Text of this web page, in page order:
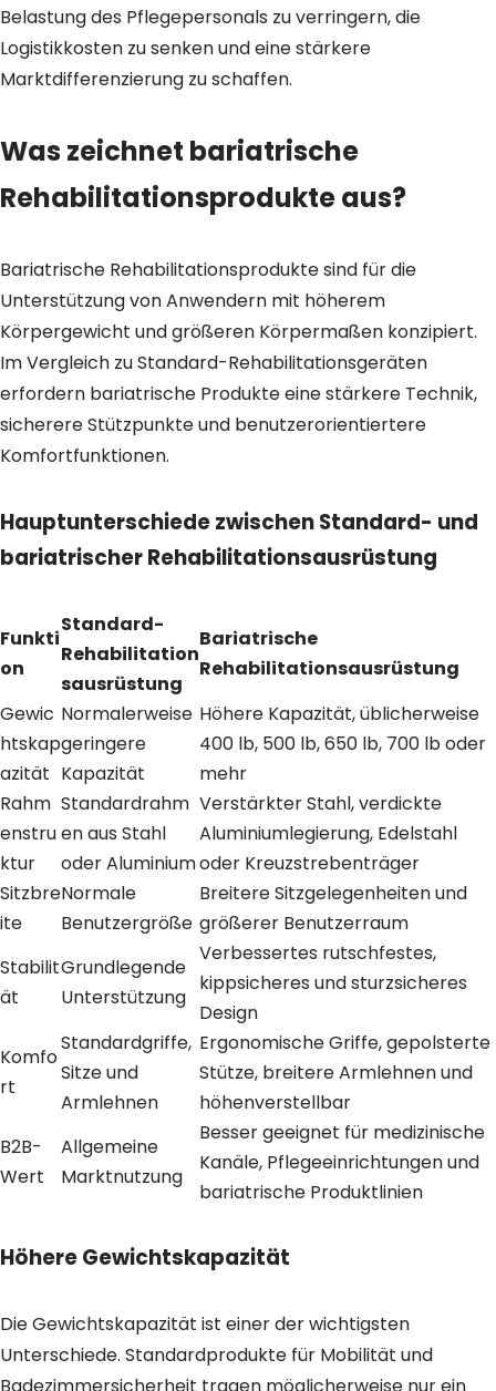
Belastung des Pflegepersonals zu verringern, die
Logistikkosten zu senken und eine stärkere
Marktdifferenzierung zu schaffen.
Was zeichnet bariatrische
Rehabilitationsprodukte aus?
Bariatrische Rehabilitationsprodukte sind für die
Unterstützung von Anwendern mit höherem
Körpergewicht und größeren Körpermaßen konzipiert.
Im Vergleich zu Standard-Rehabilitationsgeräten
erfordern bariatrische Produkte eine stärkere Technik,
sicherere Stützpunkte und benutzerorientiertere
Komfortfunktionen.
Hauptunterschiede zwischen Standard- und
bariatrischer Rehabilitationsausrüstung
Funkti
on
Standard-
Rehabilitation
sausrüstung
Bariatrische
Rehabilitationsausrüstung
Gewic
htskap
azität
Normalerweise
geringere
Kapazität
Höhere Kapazität, üblicherweise
400 lb, 500 lb, 650 lb, 700 lb oder
mehr
Rahm
enstru
ktur
Standardrahm
en aus Stahl
oder Aluminium
Verstärkter Stahl, verdickte
Aluminiumlegierung, Edelstahl
oder Kreuzstrebenträger
Sitzbre
ite
Normale
Benutzergröße
Breitere Sitzgelegenheiten und
größerer Benutzerraum
Stabilit
ät
Grundlegende
Unterstützung
Verbessertes rutschfestes,
kippsicheres und sturzsicheres
Design
Komfo
rt
Standardgriffe,
Sitze und
Armlehnen
Ergonomische Griffe, gepolsterte
Stütze, breitere Armlehnen und
höhenverstellbar
B2B-
Wert
Allgemeine
Marktnutzung
Besser geeignet für medizinische
Kanäle, Pflegeeinrichtungen und
bariatrische Produktlinien
Höhere Gewichtskapazität
Die Gewichtskapazität ist einer der wichtigsten
Unterschiede. Standardprodukte für Mobilität und